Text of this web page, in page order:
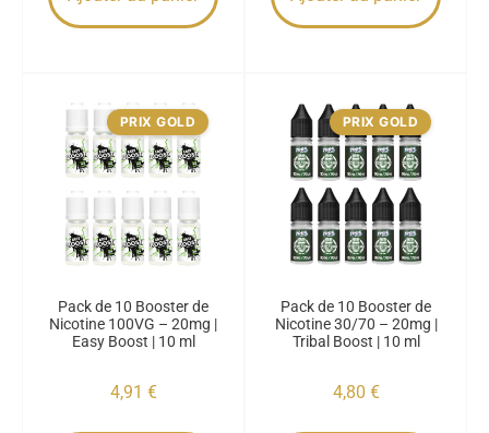
PRIX GOLD
Pack de 10 Booster de
Nicotine 100VG – 20mg |
Easy Boost | 10 ml
4,91 €
PRIX GOLD
Pack de 10 Booster de
Nicotine 30/70 – 20mg |
Tribal Boost | 10 ml
4,80 €